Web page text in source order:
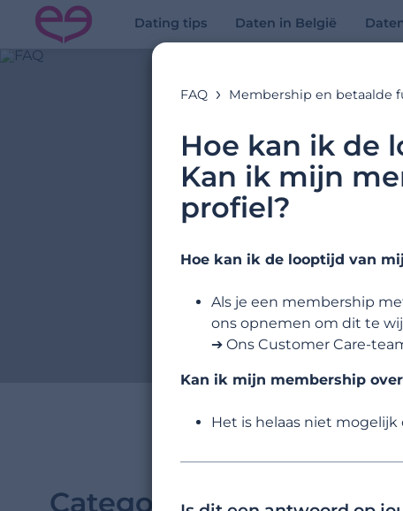
Dating tips Daten in België
Categorieën
FAQ Membership en betaalde
Hoe kan ik de
Kan ik mijn
profiel?
Hoe kan ik de looptijd van
Als je een membership
ons opnemen om dit te
➔ Ons Customer Care-
Kan ik mijn membership
Het is helaas niet